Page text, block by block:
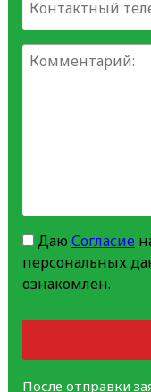
Даю Согласие
персональных
ознакомлен.
После отправки